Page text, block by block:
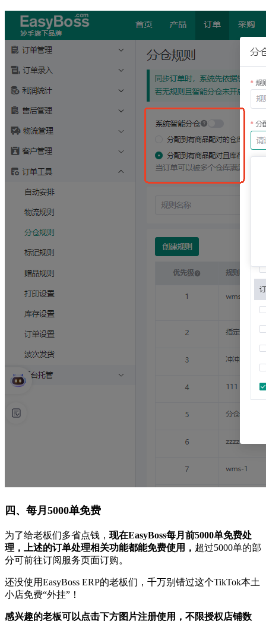
四、每月5000单免费
为了给老板们多省点钱， 现在EasyBoss每月前5000单免费处
理，上述的订单处理相关功能都能免费使用， 超过5000单的部
分可前往订阅服务页面订购。
还没使用EasyBoss ERP的老板们，千万别错过这个TikTok本土
小店免费“外挂”！
感兴趣的老板可以点击下方图片注册使用，不限授权店铺数